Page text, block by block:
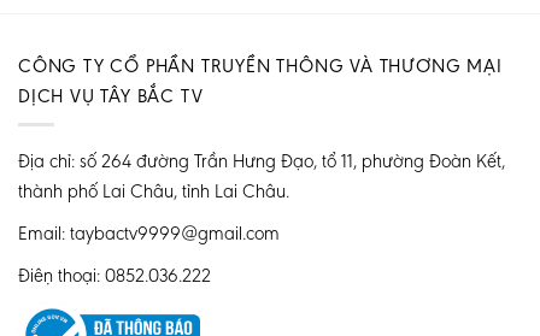
CÔNG TY CỔ PHẦN TRUYỀN THÔNG VÀ THƯƠNG MẠI
DỊCH VỤ TÂY BẮC TV
Địa chỉ: số 264 đường Trần Hưng Đạo, tổ 11, phường Đoàn Kết,
thành phố Lai Châu, tỉnh Lai Châu.
Email: taybactv9999@gmail.com
Điện thoại: 0852.036.222